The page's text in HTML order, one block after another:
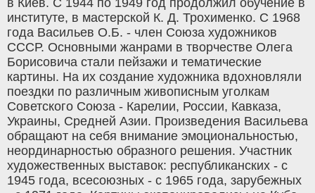
в Киев. С 1944 по 1949 год продолжил обучение в
институте, в мастерской К. Д. Трохименко. С 1968
года Васильев О.Б. - член Союза художников
СССР. Основными жанрами в творчестве Олега
Борисовича стали пейзажи и тематические
картины. На их создание художника вдохновляли
поездки по различным живописным уголкам
Советского Союза - Карелии, России, Кавказа,
Украины, Средней Азии. Произведения Васильева
обращают на себя внимание эмоциональностью,
неординарностью образного решения. Участник
художественных выставок: республиканских - с
1945 года, всесоюзных - с 1965 года, зарубежных